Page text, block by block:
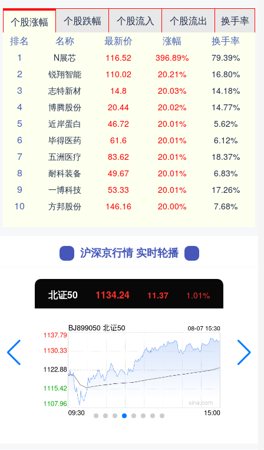
个股涨幅 个股跌幅 个股流入 个股流出
换手率
排名
名称 最新价 涨幅
换手率
1
N展芯 116.52 396.89% 79.39%
2 锐翔智能 110.02 20.21% 16.80%
3 志特新材 14.8 20.03% 14.18%
4 博腾股份 20.44 20.02% 14.77%
5 近岸蛋白 46.72 20.01% 5.62%
6 毕得医药 61.6 20.01% 6.12%
7 五洲医疗 83.62 20.01% 18.37%
8 耐科装备 49.67 20.01% 6.83%
9 一博科技 53.33 20.01% 17.26%
10 方邦股份 146.16 20.00% 7.68%
沪深京行情 实时轮播
创业板指 3563.12 47.56 1.35%